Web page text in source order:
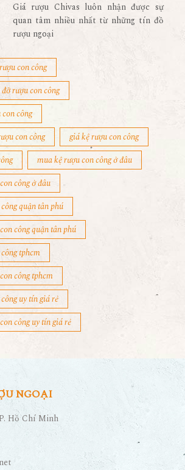
Giá rượu Chivas luôn nhận được sự
quan tâm nhiều nhất từ những tín đồ
rượu ngoại
con công
rượu con công
công
con công
giá kệ rượu con công
mua kệ rượu con công ở đâu
công ở đâu
quận tân phú
công quận tân phú
tphcm
công tphcm
uy tín giá rẻ
công uy tín giá rẻ
NGOẠI
Hồ Chí Minh